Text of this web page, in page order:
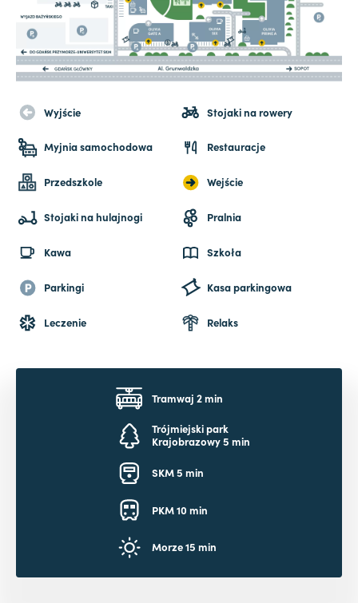
Wyjście Stojaki na rowery
Myjnia samochodowa Restauracje
Przedszkole Wejście
Stojaki na hulajnogi Pralnia
Kawa Szkoła
Parkingi Kasa parkingowa
Leczenie Relaks
Tramwaj 2 min
Trójmiejski park
Krajobrazowy 5 min
SKM 5 min
PKM 10 min
Morze 15 min